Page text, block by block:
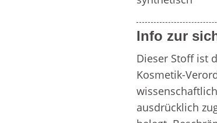
Info zur
Dieser Stoff ist
Kosmetik-
ausdrücklich